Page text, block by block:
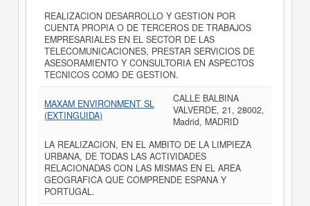
REALIZACION DESARROLLO Y GESTION POR
CUENTA PROPIA O DE TERCEROS DE TRABAJOS
EMPRESARIALES EN EL SECTOR DE LAS
TELECOMUNICACIONES, PRESTAR SERVICIOS DE
ASESORAMIENTO Y CONSULTORIA EN ASPECTOS
TECNICOS COMO DE GESTION.
MAXAM ENVIRONMENT SL
(EXTINGUIDA)
CALLE BALBINA
VALVERDE, 21, 28002,
Madrid, MADRID
LA REALIZACION, EN EL AMBITO DE LA LIMPIEZA
URBANA, DE TODAS LAS ACTIVIDADES
RELACIONADAS CON LAS MISMAS EN EL AREA
GEOGRAFICA QUE COMPRENDE ESPANA Y
PORTUGAL.